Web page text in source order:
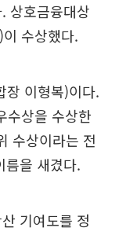
상호금융대상
수상했다.
장 이형복)이다.
수상을 수상한
수상이라는 전
름을 새겼다.
기여도를 정